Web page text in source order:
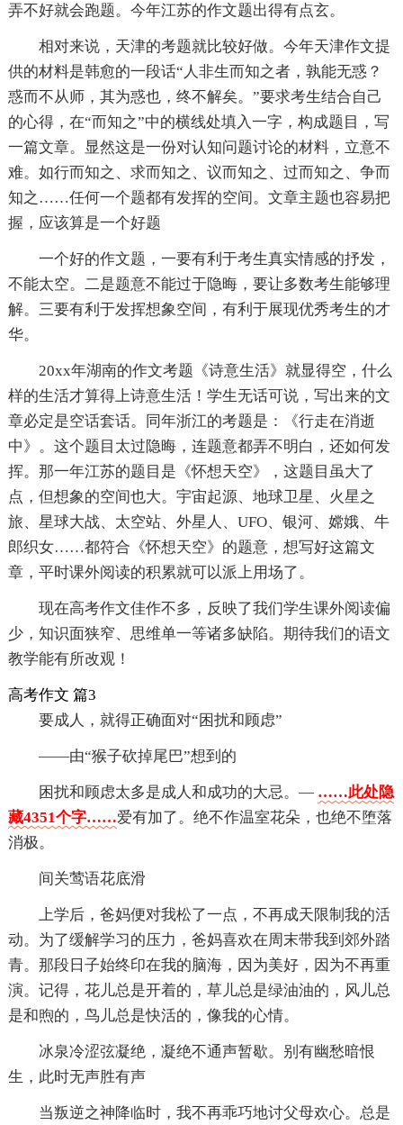
弄不好就会跑题。今年江苏的作文题出得有点玄。
相对来说，天津的考题就比较好做。今年天津作文提
供的材料是韩愈的一段话“人非生而知之者，孰能无惑？
惑而不从师，其为惑也，终不解矣。”要求考生结合自己
的心得，在“而知之”中的横线处填入一字，构成题目，写
一篇文章。显然这是一份对认知问题讨论的材料，立意不
难。如行而知之、求而知之、议而知之、过而知之、争而
知之……任何一个题都有发挥的空间。文章主题也容易把
握，应该算是一个好题
一个好的作文题，一要有利于考生真实情感的抒发，
不能太空。二是题意不能过于隐晦，要让多数考生能够理
解。三要有利于发挥想象空间，有利于展现优秀考生的才
华。
20xx年湖南的作文考题《诗意生活》就显得空，什么
样的生活才算得上诗意生活！学生无话可说，写出来的文
章必定是空话套话。同年浙江的考题是：《行走在消逝
中》。这个题目太过隐晦，连题意都弄不明白，还如何发
挥。那一年江苏的题目是《怀想天空》，这题目虽大了
点，但想象的空间也大。宇宙起源、地球卫星、火星之
旅、星球大战、太空站、外星人、UFO、银河、嫦娥、牛
郎织女……都符合《怀想天空》的题意，想写好这篇文
章，平时课外阅读的积累就可以派上用场了。
现在高考作文佳作不多，反映了我们学生课外阅读偏
少，知识面狭窄、思维单一等诸多缺陷。期待我们的语文
教学能有所改观！
高考作文 篇3
要成人，就得正确面对“困扰和顾虑”
——由“猴子砍掉尾巴”想到的
困扰和顾虑太多是成人和成功的大忌。— ……此处隐
藏4351个字……爱有加了。绝不作温室花朵，也绝不堕落
消极。
间关莺语花底滑
上学后，爸妈便对我松了一点，不再成天限制我的活
动。为了缓解学习的压力，爸妈喜欢在周末带我到郊外踏
青。那段日子始终印在我的脑海，因为美好，因为不再重
演。记得，花儿总是开着的，草儿总是绿油油的，风儿总
是和煦的，鸟儿总是快活的，像我的心情。
冰泉冷涩弦凝绝，凝绝不通声暂歇。别有幽愁暗恨
生，此时无声胜有声
当叛逆之神降临时，我不再乖巧地讨父母欢心。总是